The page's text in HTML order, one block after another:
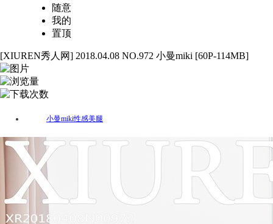
随意
我的
置顶
[XIUREN秀人网] 2018.04.08 NO.972 小曼miki [60P-114MB]
小曼miki性感美腿